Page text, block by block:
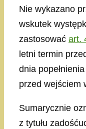
Nie wykazano
wskutek
zastosować art.
letni termin
dnia
przed wejściem
Sumarycznie
z tytułu